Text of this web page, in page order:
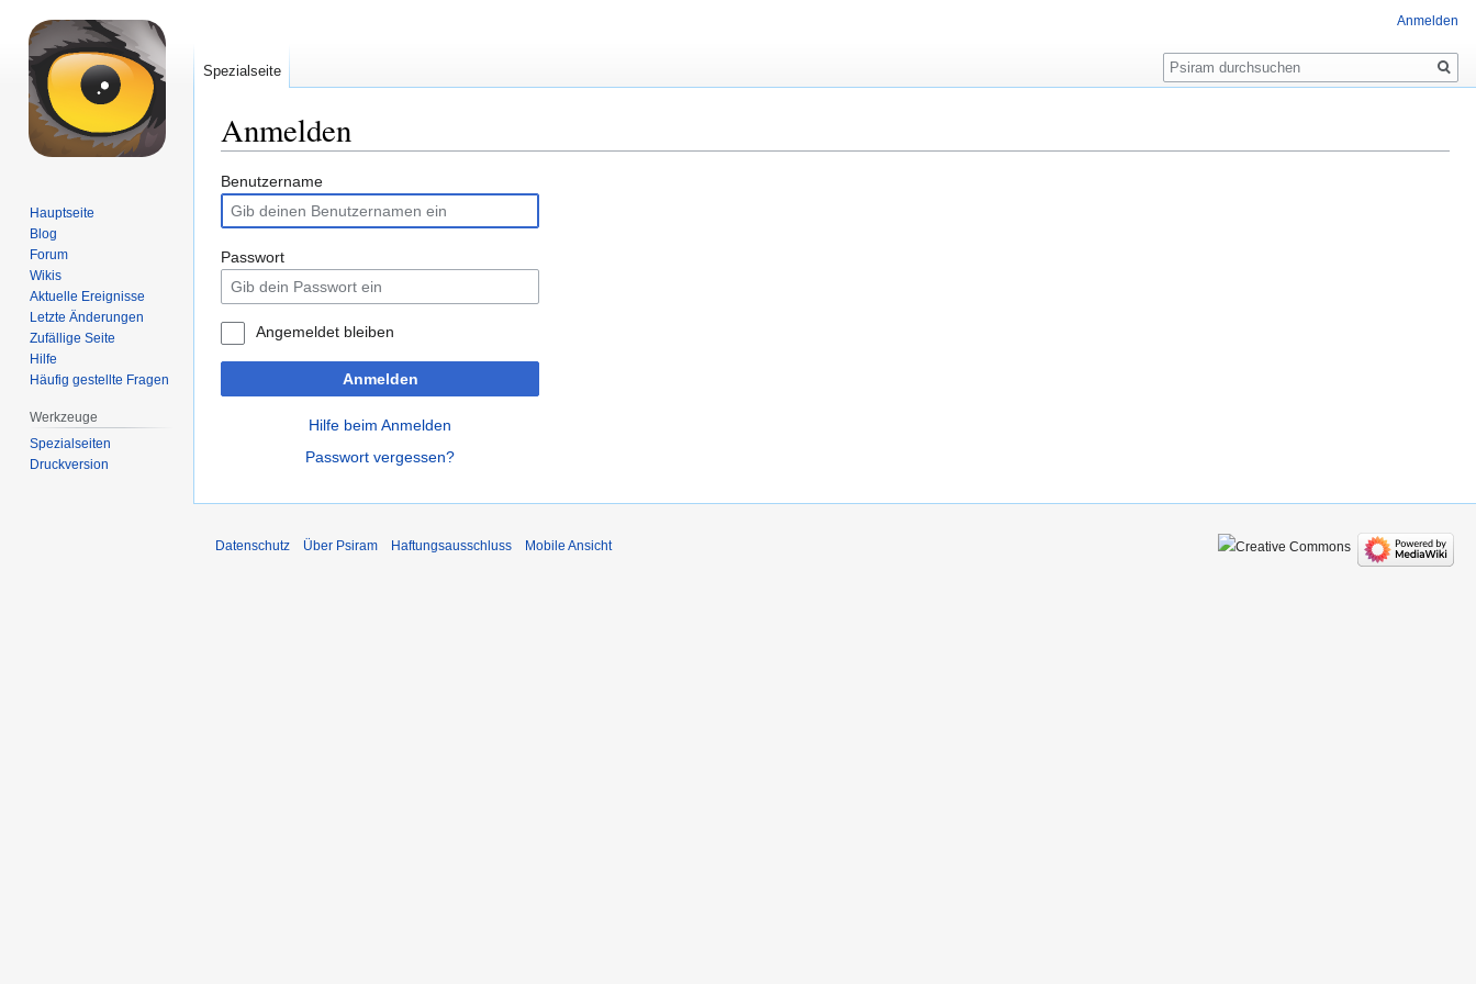
Anmelden
Zur
Navigation
springen
Zur
Suche
springen
Benutzername
Passwort
Angemeldet bleiben
Anmelden
Hilfe beim Anmelden
Passwort vergessen?
Anmelden
Spezialseite
Suche
Hauptseite
Blog
Forum
Wikis
Aktuelle Ereignisse
Letzte Änderungen
Zufällige Seite
Hilfe
Häufig gestellte Fragen
Werkzeuge
Spezialseiten
Druckversion
Datenschutz Über Psiram Haftungsausschluss Mobile Ansicht